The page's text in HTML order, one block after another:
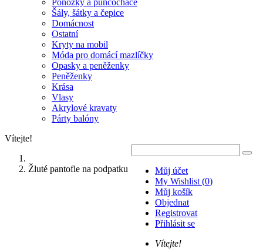
Ponožky a punčocháče
Šály, šátky a čepice
Domácnost
Ostatní
Kryty na mobil
Móda pro domácí mazlíčky
Opasky a peněženky
Peněženky
Krása
Vlasy
Akrylové kravaty
Párty balóny
Vítejte!
Můj účet
My Wishlist (0)
Můj košík
Objednat
Registrovat
Přihlásit se
Vítejte!
Žluté pantofle na podpatku